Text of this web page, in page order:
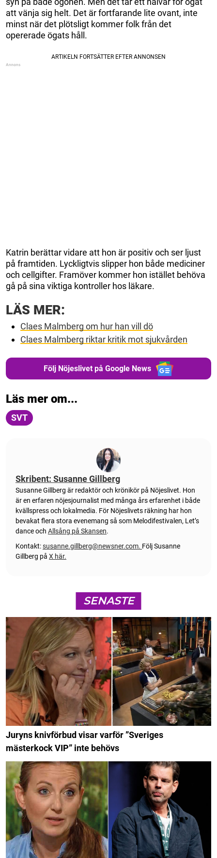
att vänja sig helt. Det är fortfarande lite ovant, inte
minst när det plötsligt kommer folk från det
opererade ögats håll.
Katrin berättar vidare att hon är positiv och ser ljust
på framtiden. Lyckligtvis slipper hon både mediciner
och cellgifter. Framöver kommer hon istället behöva
gå på sina viktiga kontroller hos läkare.
LÄS MER:
Claes Malmberg om hur han vill dö
Claes Malmberg riktar kritik mot sjukvården
Följ Nöjeslivet på Google News
Läs mer om...
SVT
Skribent: Susanne Gillberg
Susanne Gillberg är redaktör och krönikör på Nöjeslivet. Hon
är en erfaren nöjesjournalist med många års erfarenhet i både
kvällspress och lokalmedia. För Nöjeslivets räkning har hon
bevakat flera stora evenemang så som Melodifestivalen, Let’s
dance och Allsång på Skansen.
Kontakt:susanne.gillberg@newsner.com. Följ Susanne
Gillberg på X här.
SENASTE
Juryns knivförbud visar varför ”Sveriges
mästerkock VIP” inte behövs